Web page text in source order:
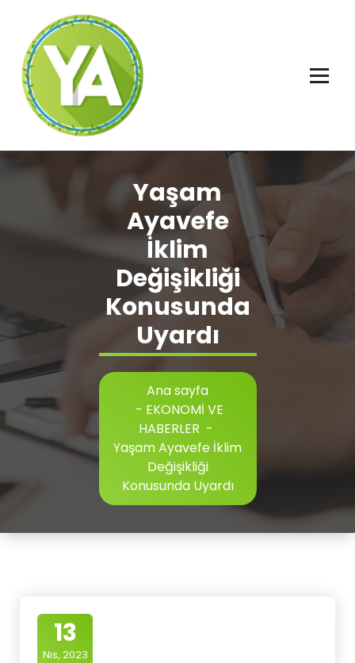
Yaşam
Ayavefe
İklim
Değişikliği
Konusunda
Uyardı
Ana sayfa
- EKONOMİ VE
HABERLER -
Yaşam Ayavefe İklim
Değişikliği
Konusunda Uyardı
13
Nis, 2023